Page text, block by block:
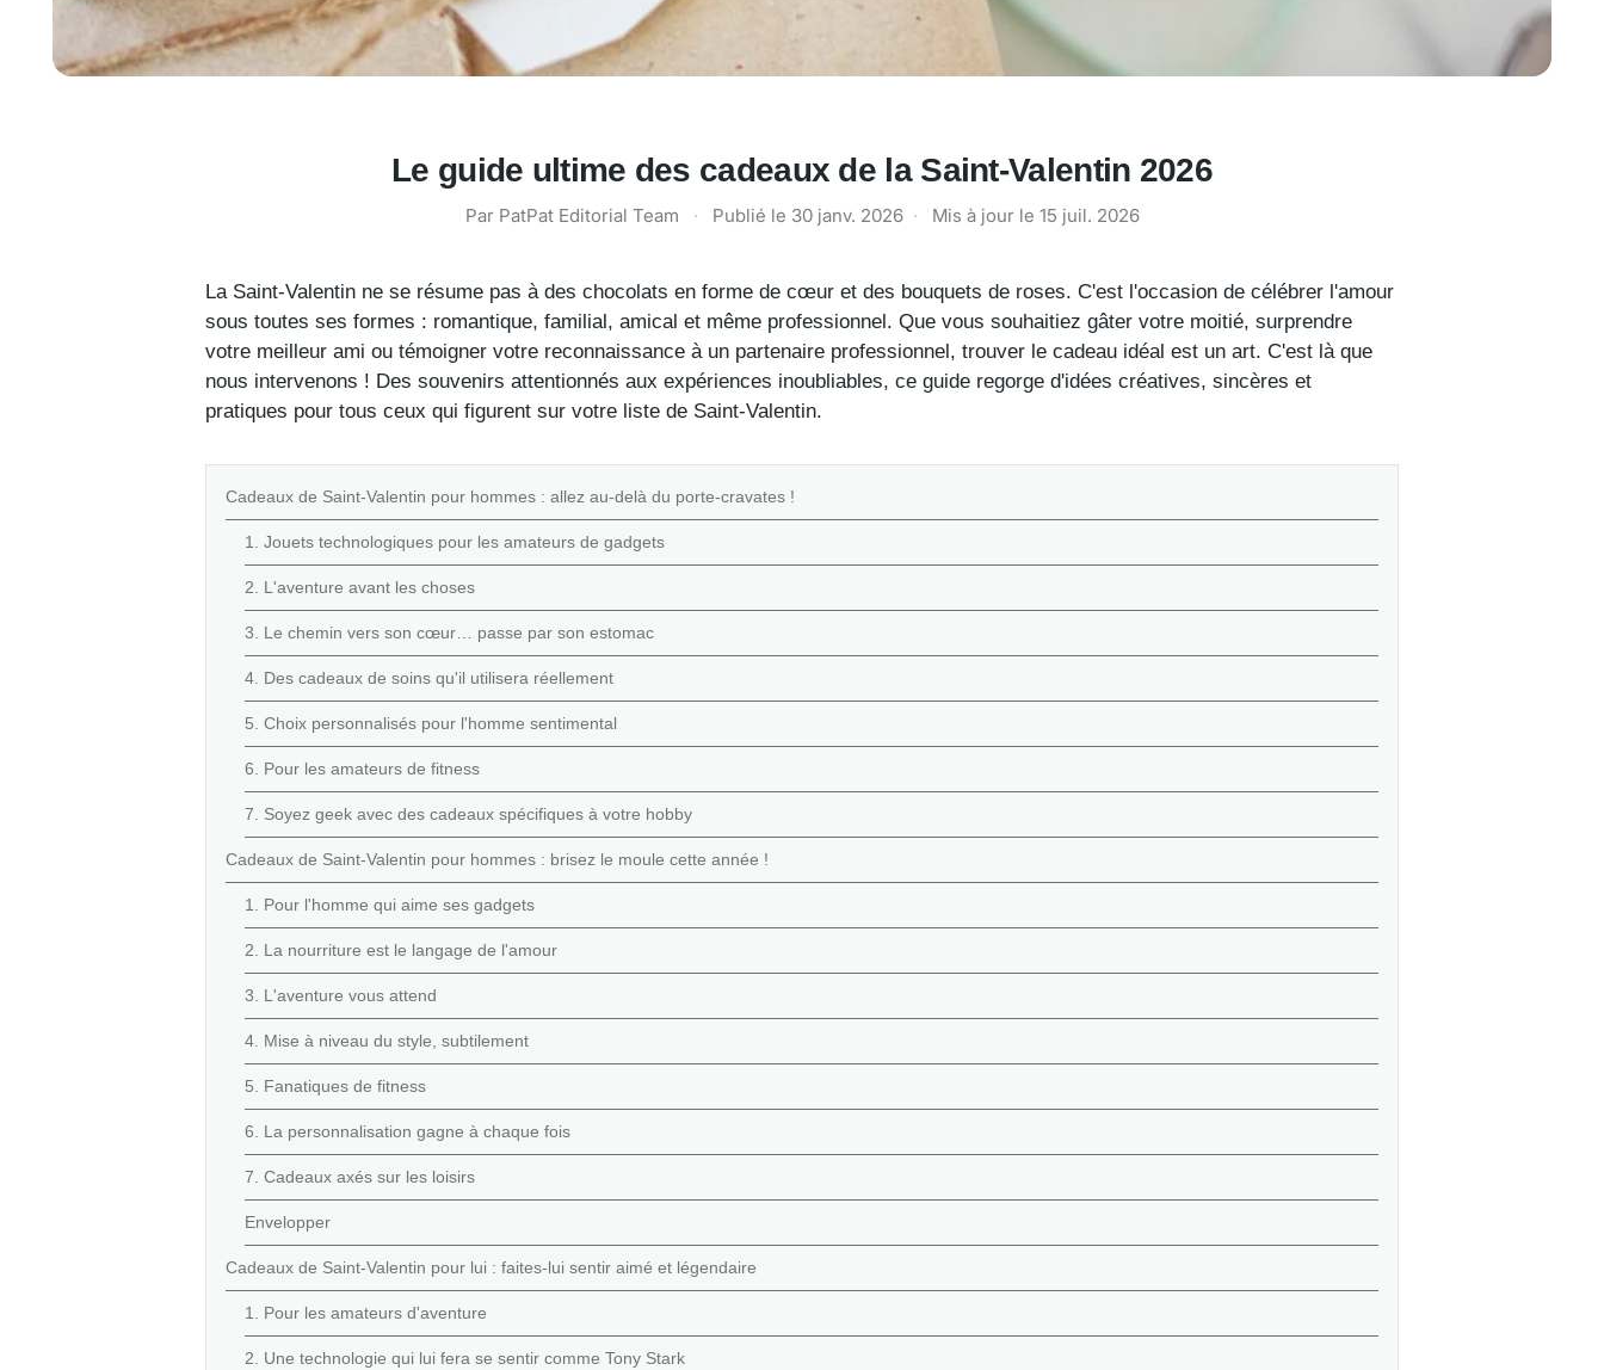
Le guide ultime des cadeaux de la Saint-Valentin 2026
Par PatPat Editorial Team · Publié le 30 janv. 2026 · Mis à jour le 15 juil. 2026
La Saint-Valentin ne se résume pas à des chocolats en forme de cœur et des bouquets de roses. C'est l'occasion de célébrer l'amour
sous toutes ses formes : romantique, familial, amical et même professionnel. Que vous souhaitiez gâter votre moitié, surprendre
votre meilleur ami ou témoigner votre reconnaissance à un partenaire professionnel, trouver le cadeau idéal est un art. C'est là que
nous intervenons ! Des souvenirs attentionnés aux expériences inoubliables, ce guide regorge d'idées créatives, sincères et
pratiques pour tous ceux qui figurent sur votre liste de Saint-Valentin.
Cadeaux de Saint-Valentin pour hommes : allez au-delà du porte-cravates !
1. Jouets technologiques pour les amateurs de gadgets
2. L'aventure avant les choses
3. Le chemin vers son cœur… passe par son estomac
4. Des cadeaux de soins qu'il utilisera réellement
5. Choix personnalisés pour l'homme sentimental
6. Pour les amateurs de fitness
7. Soyez geek avec des cadeaux spécifiques à votre hobby
Cadeaux de Saint-Valentin pour hommes : brisez le moule cette année !
1. Pour l'homme qui aime ses gadgets
2. La nourriture est le langage de l'amour
3. L'aventure vous attend
4. Mise à niveau du style, subtilement
5. Fanatiques de fitness
6. La personnalisation gagne à chaque fois
7. Cadeaux axés sur les loisirs
Envelopper
Cadeaux de Saint-Valentin pour lui : faites-lui sentir aimé et légendaire
1. Pour les amateurs d'aventure
2. Une technologie qui lui fera se sentir comme Tony Stark